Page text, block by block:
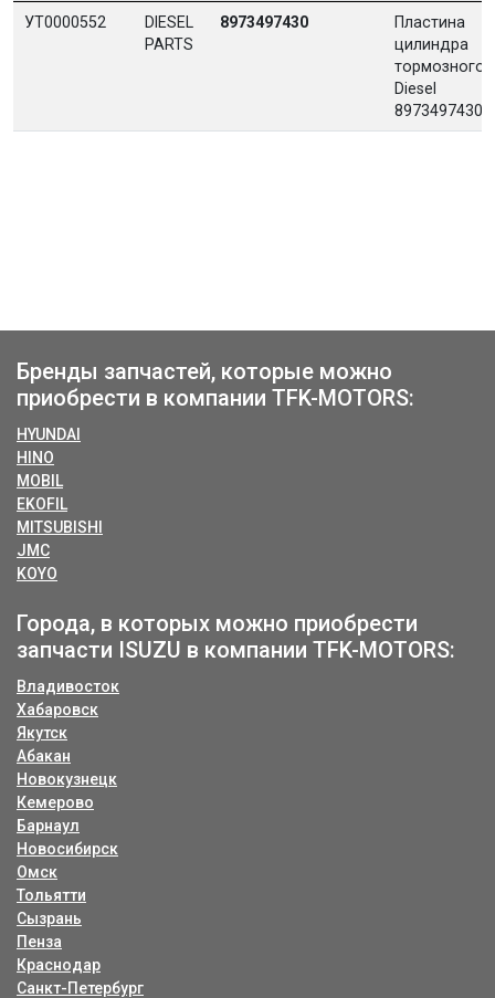
УТ0000552
DIESEL
PARTS
8973497430
Пластина
цилиндра
тормозного
Diesel
8973497430
Бренды запчастей, которые можно
приобрести в компании TFK-MOTORS:
HYUNDAI
HINO
MOBIL
EKOFIL
MITSUBISHI
JMC
KOYO
Города, в которых можно приобрести
запчасти ISUZU в компании TFK-MOTORS:
Владивосток
Хабаровск
Якутск
Абакан
Новокузнецк
Кемерово
Барнаул
Новосибирск
Омск
Тольятти
Сызрань
Пенза
Краснодар
Санкт-Петербург